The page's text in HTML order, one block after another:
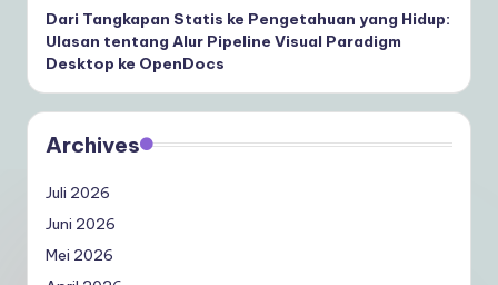
Dari Tangkapan Statis ke Pengetahuan yang Hidup:
Ulasan tentang Alur Pipeline Visual Paradigm
Desktop ke OpenDocs
Archives
Juli 2026
Juni 2026
Mei 2026